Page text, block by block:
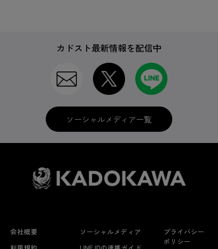
カドスト最新情報を配信中
ソーシャルメディア一覧
会社概要
ソーシャルメディア
プライバシー
ポリシー